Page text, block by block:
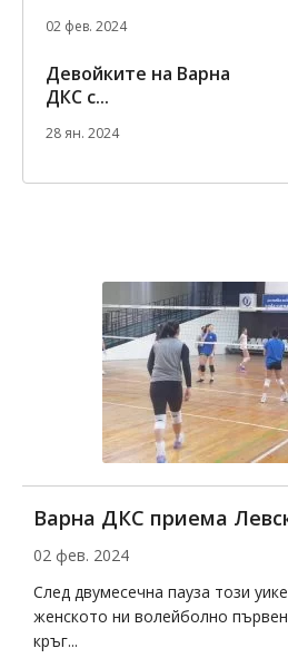
02 фев. 2024
Девойките на Варна
ДКС с...
28 ян. 2024
Варна ДКС приема
02 фев. 2024
След двумесечна пауза този
женското ни волейболно
кръг...